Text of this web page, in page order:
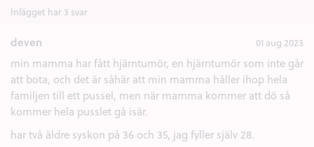
Inlägget har 3 svar
deven 01 aug 2023
min mamma har fått hjärntumör, en hjärntumör som inte går
att bota, och det är såhär att min mamma håller ihop hela
familjen till ett pussel, men när mamma kommer att dö så
kommer hela pusslet gå isär.
har två äldre syskon på 36 och 35, jag fyller själv 28.